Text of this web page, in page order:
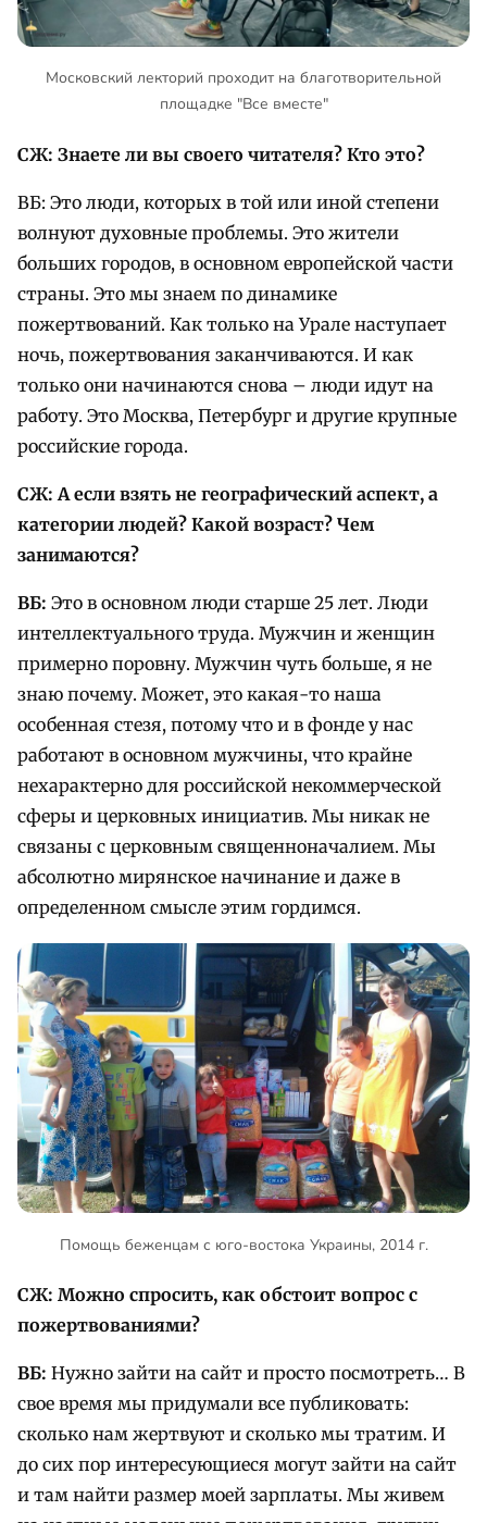
Московский лекторий проходит на благотворительной
площадке "Все вместе"
СЖ: Знаете ли вы своего читателя? Кто это?
ВБ: Это люди, которых в той или иной степени
волнуют духовные проблемы. Это жители
больших городов, в основном европейской части
страны. Это мы знаем по динамике
пожертвований. Как только на Урале наступает
ночь, пожертвования заканчиваются. И как
только они начинаются снова – люди идут на
работу. Это Москва, Петербург и другие крупные
российские города.
СЖ: А если взять не географический аспект, а
категории людей? Какой возраст? Чем
занимаются?
ВБ: Это в основном люди старше 25 лет. Люди
интеллектуального труда. Мужчин и женщин
примерно поровну. Мужчин чуть больше, я не
знаю почему. Может, это какая-то наша
особенная стезя, потому что и в фонде у нас
работают в основном мужчины, что крайне
нехарактерно для российской некоммерческой
сферы и церковных инициатив. Мы никак не
связаны с церковным священноначалием. Мы
абсолютно мирянское начинание и даже в
определенном смысле этим гордимся.
Помощь беженцам с юго-востока Украины, 2014 г.
СЖ: Можно спросить, как обстоит вопрос с
пожертвованиями?
ВБ: Нужно зайти на сайт и просто посмотреть… В
свое время мы придумали все публиковать:
сколько нам жертвуют и сколько мы тратим. И
до сих пор интересующиеся могут зайти на сайт
и там найти размер моей зарплаты. Мы живем